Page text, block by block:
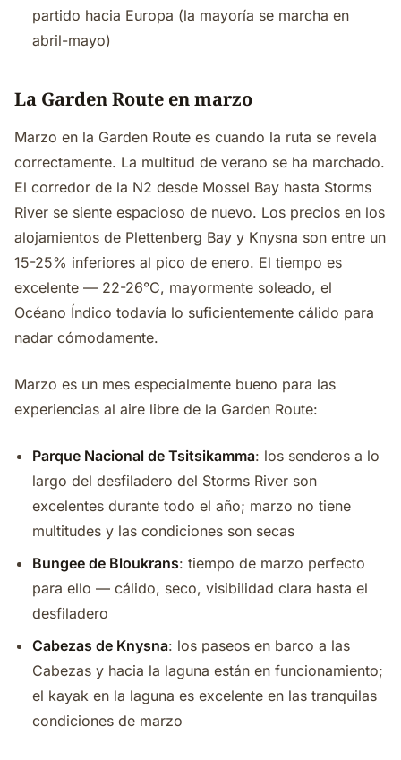
partido hacia Europa (la mayoría se marcha en
abril-mayo)
La Garden Route en marzo
Marzo en la Garden Route es cuando la ruta se revela
correctamente. La multitud de verano se ha marchado.
El corredor de la N2 desde Mossel Bay hasta Storms
River se siente espacioso de nuevo. Los precios en los
alojamientos de Plettenberg Bay y Knysna son entre un
15-25% inferiores al pico de enero. El tiempo es
excelente — 22-26°C, mayormente soleado, el
Océano Índico todavía lo suficientemente cálido para
nadar cómodamente.
Marzo es un mes especialmente bueno para las
experiencias al aire libre de la Garden Route:
Parque Nacional de Tsitsikamma: los senderos a lo
largo del desfiladero del Storms River son
excelentes durante todo el año; marzo no tiene
multitudes y las condiciones son secas
Bungee de Bloukrans: tiempo de marzo perfecto
para ello — cálido, seco, visibilidad clara hasta el
desfiladero
Cabezas de Knysna: los paseos en barco a las
Cabezas y hacia la laguna están en funcionamiento;
el kayak en la laguna es excelente en las tranquilas
condiciones de marzo